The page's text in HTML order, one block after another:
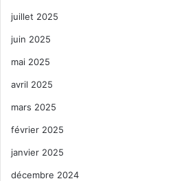
juillet 2025
juin 2025
mai 2025
avril 2025
mars 2025
février 2025
janvier 2025
décembre 2024